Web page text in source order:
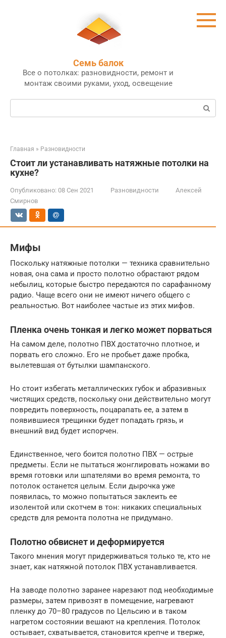
Семь балок
Все о потолках: разновидности, ремонт и
монтаж своими руками, уход, освещение
Поиск:
Главная » Разновидности
Стоит ли устанавливать натяжные потолки на
кухне?
Опубликовано: 08 Сен 2021 Разновидности
Алексей
Смирнов
Мифы
Поскольку натяжные потолки — техника сравнительно
новая, она сама и просто полотно обрастают рядом
небылиц, которые быстро передаются по сарафанному
радио. Чаще всего они не имеют ничего общего с
реальностью. Вот наиболее частые из этих мифов.
Пленка очень тонкая и легко может порваться
На самом деле, полотно ПВХ достаточно плотное, и
порвать его сложно. Его не пробьет даже пробка,
вылетевшая от бутылки шампанского.
Но стоит избегать металлических губок и абразивных
чистящих средств, поскольку они действительно могут
повредить поверхность, поцарапать ее, а затем в
появившиеся трещинки будет попадать грязь, и
внешний вид будет испорчен.
Единственное, чего боится полотно ПВХ — острые
предметы. Если не пытаться жонглировать ножами во
время готовки или шпателями во время ремонта, то
потолок останется целым. Если дырочка уже
появилась, то можно попытаться заклеить ее
изолентой или скотчем в тон: никаких специальных
средств для ремонта полотна не придумано.
Полотно обвиснет и деформируется
Такого мнения могут придерживаться только те, кто не
знает, как натяжной потолок ПВХ устанавливается.
На заводе полотно заранее нарезают под необходимые
размеры, затем привозят в помещение, нагревают
пленку до 70–80 градусов по Цельсию и в таком
нагретом состоянии вешают на крепления. Потолок
остывает, схватывается, становится крепче и тверже,